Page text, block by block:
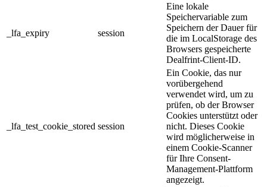
_lfa_expiry session
Eine lokale
Speichervariable zum
Speichern der Dauer für
die im LocalStorage des
Browsers gespeicherte
Dealfrint-Client-ID.
_lfa_test_cookie_stored session
Ein Cookie, das nur
vorübergehend
verwendet wird, um zu
prüfen, ob der Browser
Cookies unterstützt oder
nicht. Dieses Cookie
wird möglicherweise in
einem Cookie-Scanner
für Ihre Consent-
Management-Plattform
angezeigt.